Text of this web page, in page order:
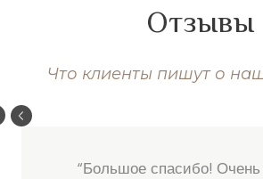
Отзывы
Что клиенты пишут о
“Большое спасибо! Очень